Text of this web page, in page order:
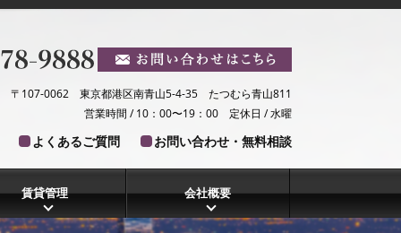
〒107-0062 東京都港区南青山5-4-35 たつむら青山811
営業時間 / 10：00〜19：00 定休日 / 水曜
よくあるご質問 お問い合わせ・無料相談
賃貸管理 会社概要